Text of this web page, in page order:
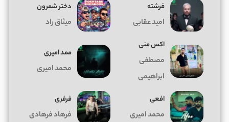
فرشته
امید عقابی
دختر شمرون
میثاق راد
اکس منی
مصطفی
ابراهیمی
ممد امیری
محمد امیری
افعی
محمد امیری
فرفری
فرهاد فرهادی